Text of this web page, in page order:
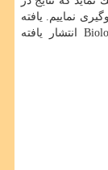
نماییم. یافته
های این پژوهش در مجله ی Biological Psychology انتشار یافته